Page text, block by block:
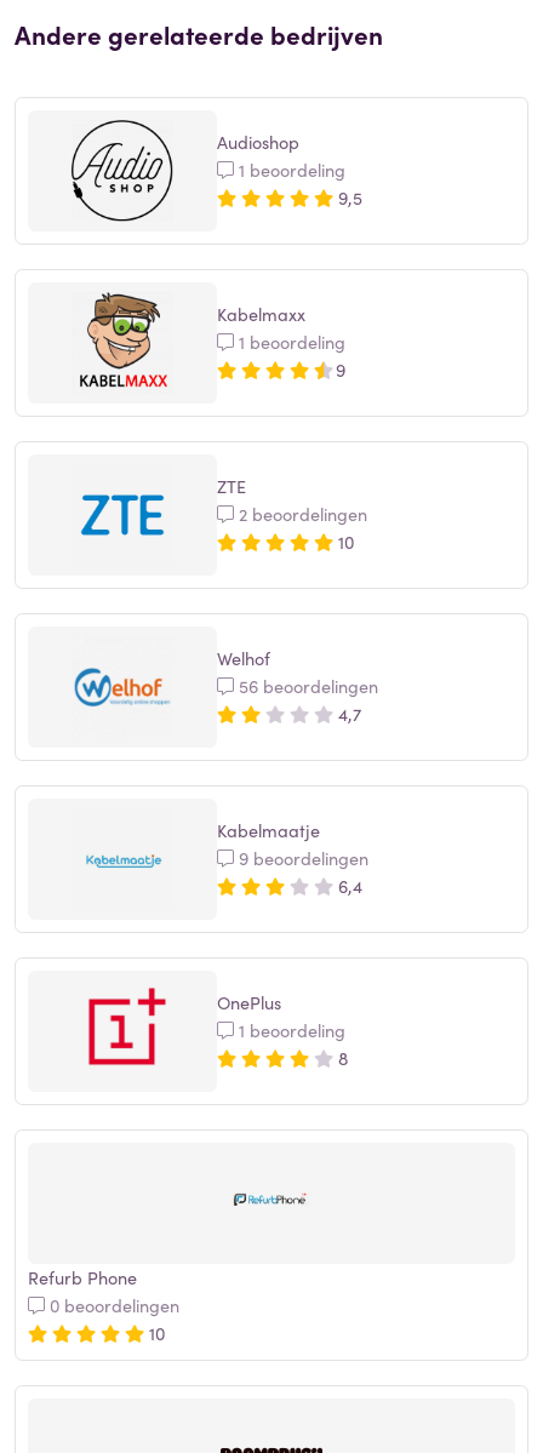
Andere gerelateerde bedrijven
Audioshop
1 beoordeling
9,5
Kabelmaxx
1 beoordeling
9
ZTE
2 beoordelingen
10
Welhof
56 beoordelingen
4,7
Kabelmaatje
9 beoordelingen
6,4
OnePlus
1 beoordeling
8
Refurb Phone
0 beoordelingen
10